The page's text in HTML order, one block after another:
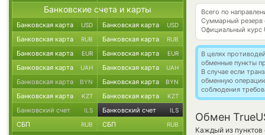
Всего по
Суммарный резерв
Официальный курс
В целях
обменные пункты
В случае если
обменную
соблюдения
Обмен
Каждый из пунктов
Банковские счета и карты
Банковская карта USD Банковская карта USD
Банковская карта RUB Банковская карта RUB
Банковская карта EUR Банковская карта EUR
Банковская карта UAH Банковская карта UAH
Банковская карта BYN Банковская карта BYN
Банковская карта KZT Банковская карта KZT
Банковский счет ILS Банковский счет ILS
СБП RUB СБП RUB